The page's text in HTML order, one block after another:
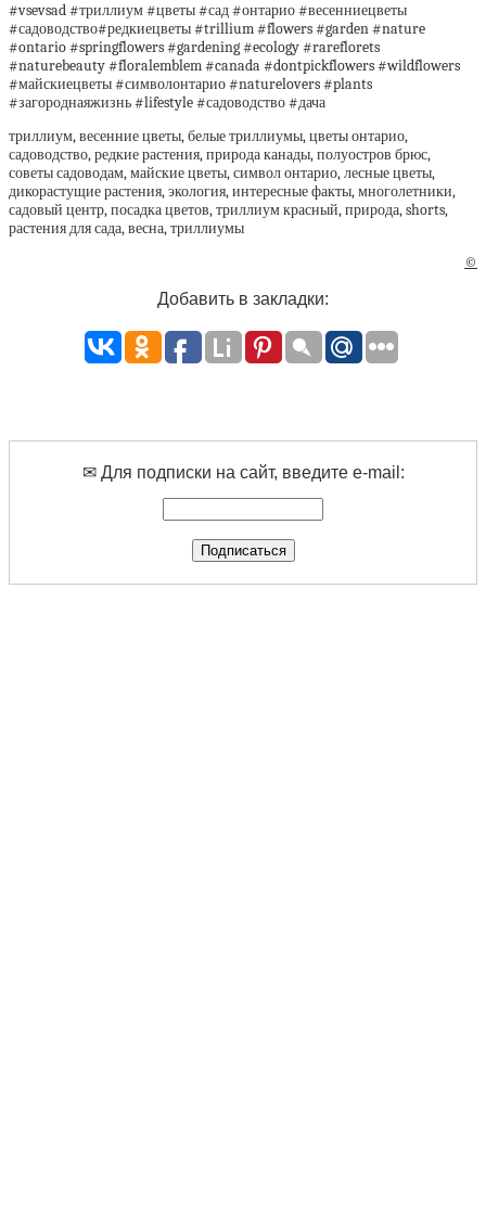
#vsevsad #триллиум #цветы #сад #онтарио #весенниецветы
#садоводство#редкиецветы #trillium #flowers #garden #nature
#ontario #springflowers #gardening #ecology #rareflorets
#naturebeauty #floralemblem #canada #dontpickflowers #wildflowers
#майскиецветы #символонтарио #naturelovers #plants
#загороднаяжизнь #lifestyle #садоводство #дача
триллиум, весенние цветы, белые триллиумы, цветы онтарио,
садоводство, редкие растения, природа канады, полуостров брюс,
советы садоводам, майские цветы, символ онтарио, лесные цветы,
дикорастущие растения, экология, интересные факты, многолетники,
садовый центр, посадка цветов, триллиум красный, природа, shorts,
растения для сада, весна, триллиумы
©
Добавить в закладки:
✉ Для подписки на сайт, введите e-mail: